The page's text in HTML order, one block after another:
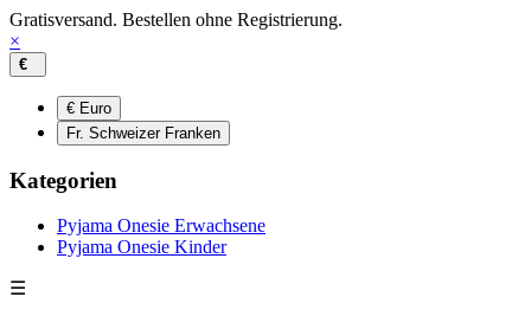
Gratisversand. Bestellen ohne Registrierung.
×
€
€ Euro
Fr. Schweizer Franken
Kategorien
Pyjama Onesie Erwachsene
Pyjama Onesie Kinder
☰